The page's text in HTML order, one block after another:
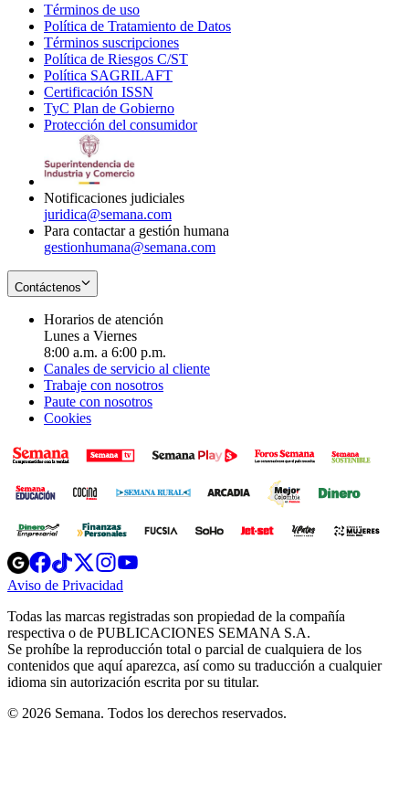
Términos de uso
in
new
window
Política de Tratamiento de Datos
Términos suscripciones
in
Política de Riesgos C/ST
Política SAGRILAFT
new
window
Certificación ISSN
in
new
TyC Plan de Gobierno
in
Protección del consumidorOpens
Notificaciones judiciales
juridica@semana.com
Para contactar a gestión humana
gestionhumana@semana.com
Contáctenos
Horarios de atención
Lunes a Viernes
8:00 a.m. a 6:00 p.m.
Canales de servicio al cliente
Trabaje con nosotros
Paute con nosotros
Cookies
Opens
in
new
Opens
in
new
Opens
in
new
window
Opens
new
windowwindow
Aviso de Privacidad
new
window
Todas las marcas registradas son propiedad de la compañía
respectiva o de PUBLICACIONES SEMANA S.A.
Se prohíbe la reproducción total o parcial de cualquiera de los
contenidos que aquí aparezca, así como su traducción a cualquier
idioma sin autorización escrita por su titular.
© 2026 Semana. Todos los derechos reservados.